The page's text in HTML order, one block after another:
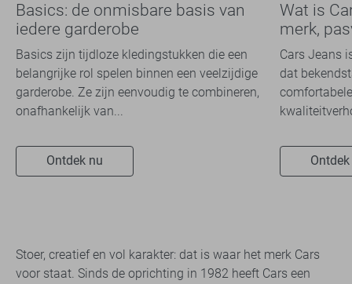
Basics: de onmisbare basis van
iedere garderobe
Basics zijn tijdloze kledingstukken die een
belangrijke rol spelen binnen een veelzijdige
garderobe. Ze zijn eenvoudig te combineren,
onafhankelijk van...
Ontdek nu
Wat is
merk,
Cars Jeans
dat
Stoer, creatief en vol karakter: dat is waar het merk Cars
voor staat. Sinds de oprichting in 1982 heeft Cars een